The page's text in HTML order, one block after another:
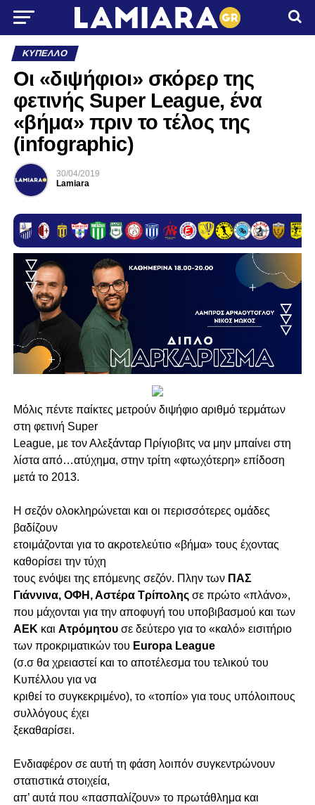
ΚΎΠΕΛΛΟ
Οι «διψήφιοι» σκόρερ της
φετινής Super League, ένα
«βήμα» πριν το τέλος της
(infographic)
30/04/2019
Lamiara
Μόλις πέντε παίκτες μετρούν διψήφιο αριθμό τερμάτων
στη φετινή Super
League, με τον Αλεξάνταρ Πρίγιοβιτς να μην μπαίνει στη
λίστα από…ατύχημα, στην τρίτη «φτωχότερη» επίδοση
μετά το 2013.
Η σεζόν ολοκληρώνεται και οι περισσότερες ομάδες
βαδίζουν
ετοιμάζονται για το ακροτελεύτιο «βήμα» τους έχοντας
καθορίσει την τύχη
τους ενόψει της επόμενης σεζόν. Πλην των ΠΑΣ
Γιάννινα, ΟΦΗ, Αστέρα Τρίποληςσε πρώτο «πλάνο»,
που μάχονται για την αποφυγή του υποβιβασμού και των
ΑΕΚκαι Ατρόμητουσε δεύτερο για το «καλό» εισιτήριο
των προκριματικών του Europa League
(σ.σ θα χρειαστεί και το αποτέλεσμα του τελικού του
Κυπέλλου για να
κριθεί το συγκεκριμένο), το «τοπίο» για τους υπόλοιπους
συλλόγους έχει
ξεκαθαρίσει.
Ενδιαφέρον σε αυτή τη φάση λοιπόν συγκεντρώνουν
στατιστικά στοιχεία,
απ’ αυτά που «πασπαλίζουν» το πρωτάθλημα και